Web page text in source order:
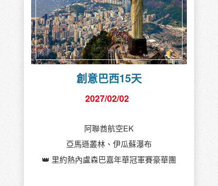
創意巴西15天
2027/02/02
阿聯酋航空EK
亞馬遜叢林、伊瓜蘇瀑布
👑 里約熱內盧森巴嘉年華冠軍賽豪華團